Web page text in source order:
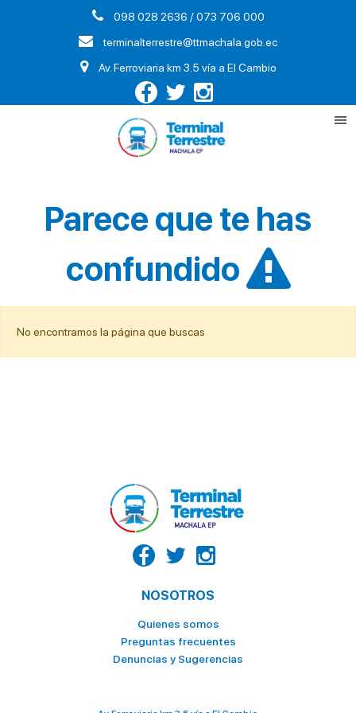
098 028 2636 / 073 706 000
terminalterrestre@ttmachala.gob.ec
Av. Ferroviaria km 3.5 vía a El Cambio
Parece que te has
confundido
No encontramos la página que buscas
NOSOTROS
Quienes somos
Preguntas frecuentes
Denuncias y Sugerencias